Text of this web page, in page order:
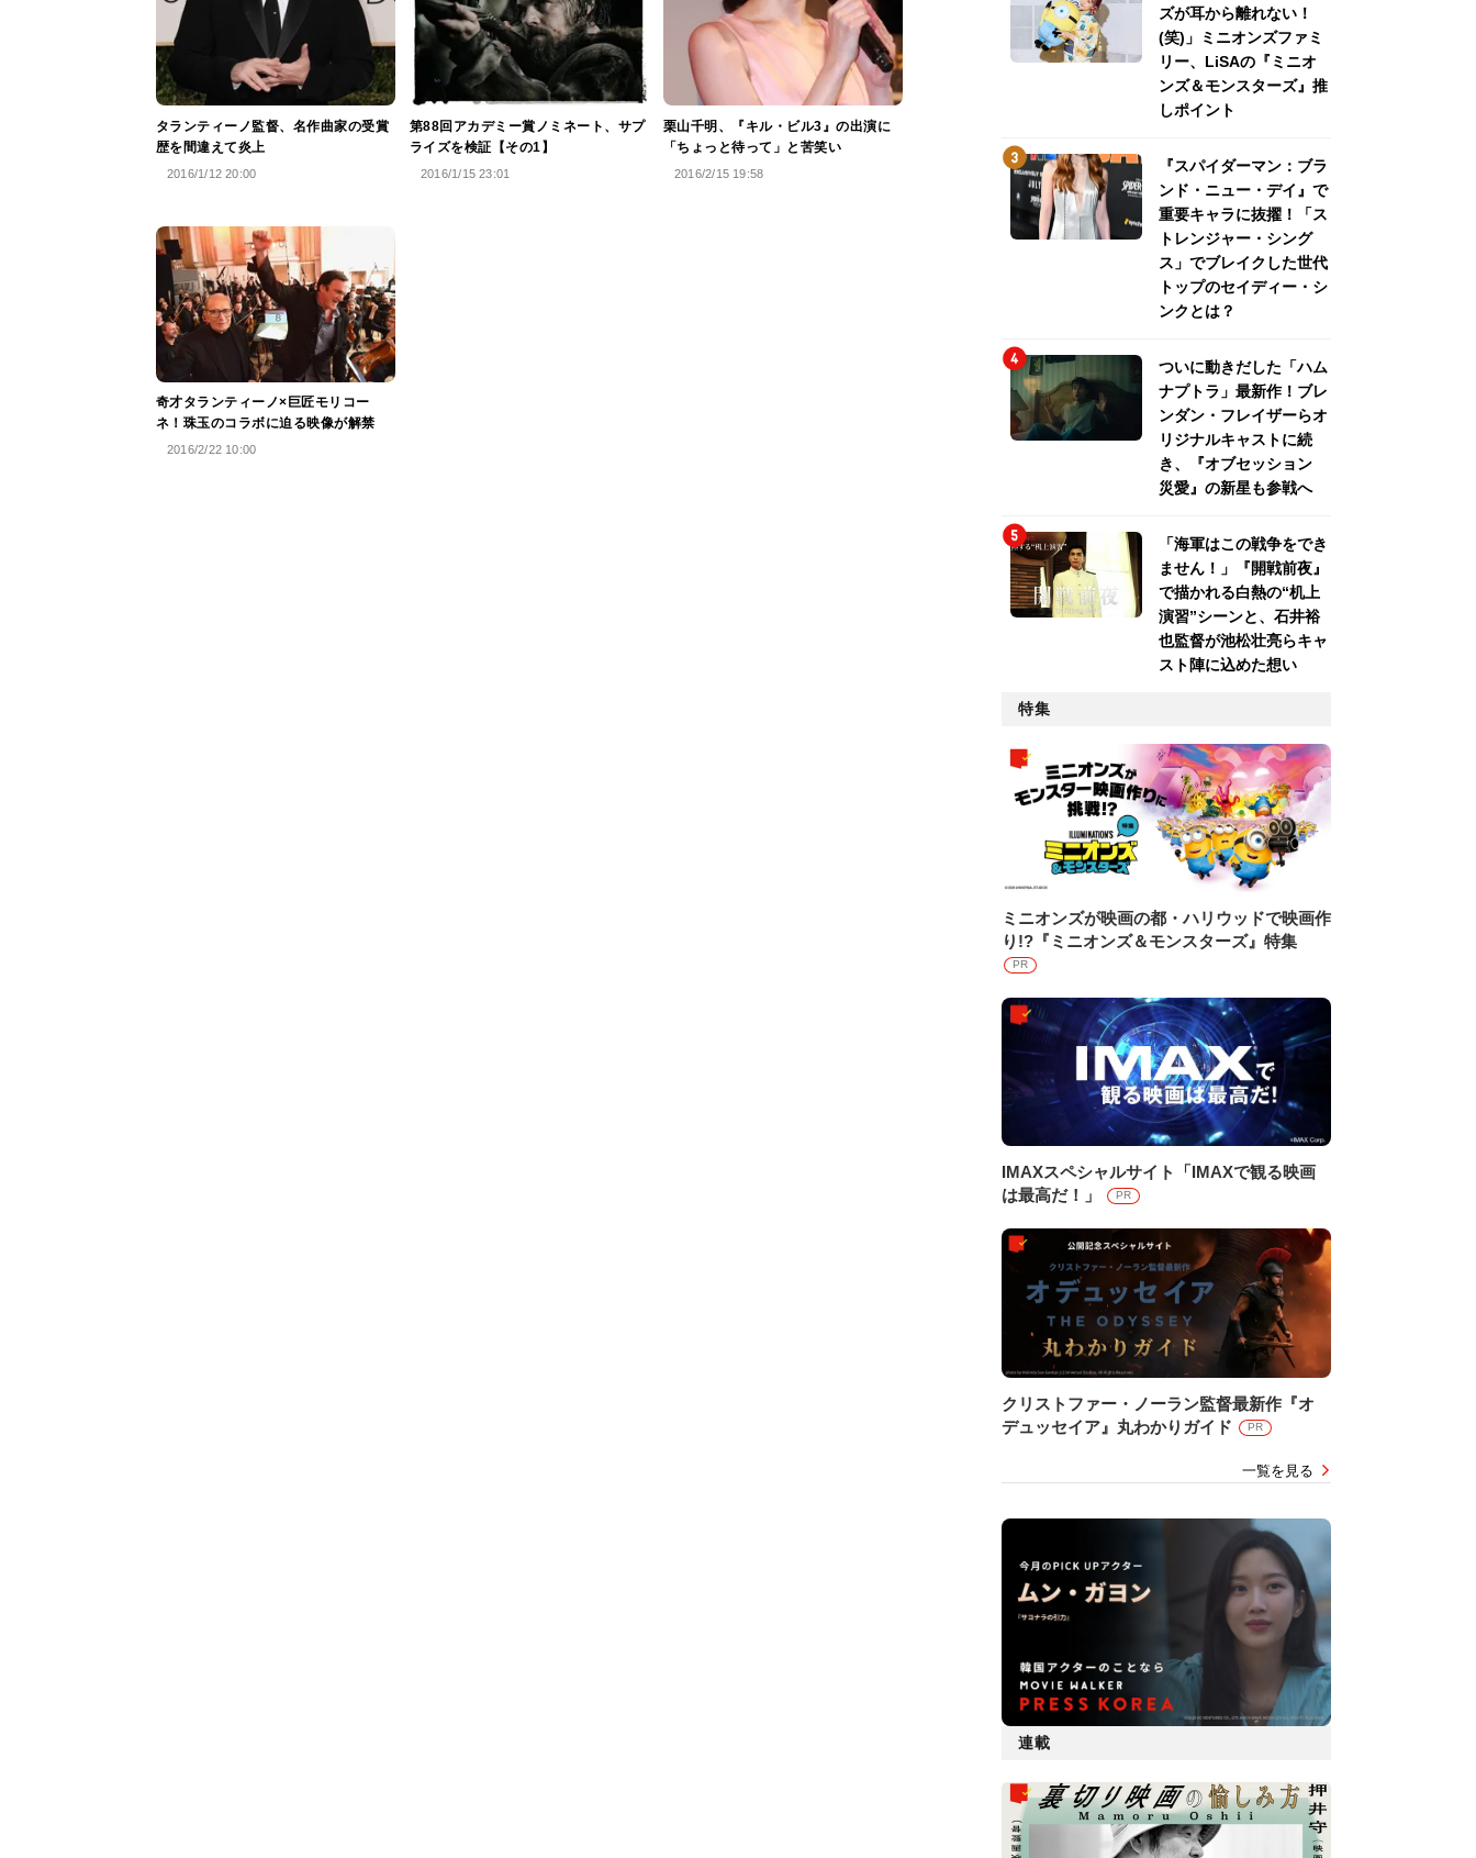
タランティーノ監督、名作曲家の受賞
歴を間違えて炎上
2016/1/12 20:00
第88回アカデミー賞ノミネート、サプ
ライズを検証【その1】
2016/1/15 23:01
栗山千明、『キル・ビル3』の出演に
「ちょっと待って」と苦笑い
2016/2/15 19:58
奇才タランティーノ×巨匠モリコー
ネ！珠玉のコラボに迫る映像が解禁
2016/2/22 10:00
ズが耳から離れない！
(笑)」ミニオンズファミ
リー、LiSAの『ミニオ
ンズ＆モンスターズ』推
しポイント
『スパイダーマン：ブラ
ンド・ニュー・デイ』で
重要キャラに抜擢！「ス
トレンジャー・シング
ス」でブレイクした世代
トップのセイディー・シ
ンクとは？
ついに動きだした「ハム
ナプトラ」最新作！ブレ
ンダン・フレイザーらオ
リジナルキャストに続
き、『オブセッション
災愛』の新星も参戦へ
「海軍はこの戦争をでき
ません！」『開戦前夜』
で描かれる白熱の“机上
演習”シーンと、石井裕
也監督が池松壮亮らキャ
スト陣に込めた想い
特集
ミニオンズが映画の都・ハリウッドで映画作
り!?『ミニオンズ＆モンスターズ』特集
PR
IMAXスペシャルサイト「IMAXで観る映画
は最高だ！」
PR
クリストファー・ノーラン監督最新作『オ
デュッセイア』丸わかりガイド
PR
一覧を見る
連載